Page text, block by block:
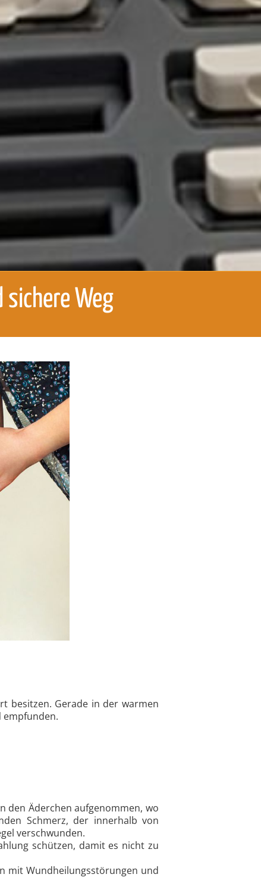
Weg
besitzen. Gerade in der warmen
empfunden.
den Äderchen aufgenommen, wo
Schmerz, der innerhalb von
verschwunden.
schützen, damit es nicht zu
mit Wundheilungsstörungen und